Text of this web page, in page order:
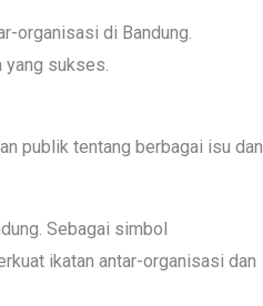
organisasi di Bandung.
yang sukses.
publik tentang berbagai isu dan
Sebagai simbol
ikatan antar-organisasi dan